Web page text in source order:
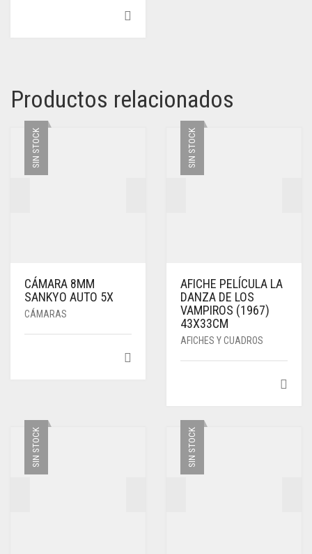
Productos relacionados
SIN STOCK
CÁMARA 8MM
SANKYO AUTO 5X
CÁMARAS
SIN STOCK
AFICHE PELÍCULA LA
DANZA DE LOS
VAMPIROS (1967)
43X33CM
AFICHES Y CUADROS
SIN STOCK SIN STOCK